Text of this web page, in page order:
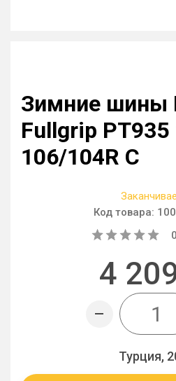
Зимние шины
Fullgrip PT935
106/104R C
Код товара:
0
4
Турция,